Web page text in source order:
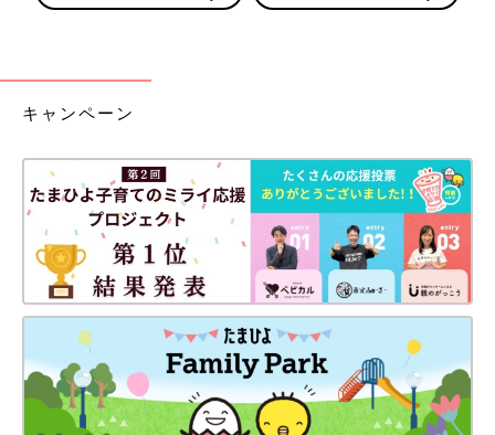
キャンペーン